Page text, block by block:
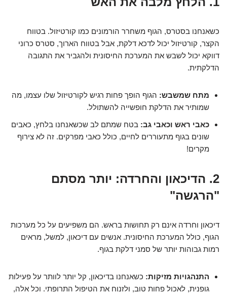
כשאנחנו בסטרס, הגוף משחרר הורמונים כמו קורטיזול. בטווח
הקצר, קורטיזול יכול לדכא דלקת, אבל בטווח הארוך, סטרס כרוני
דווקא יכול לשבש את המערכת החיסונית ולהגביר את התגובה
הדלקתית.
מתח שמשבש: הגוף הופך פחות רגיש לקורטיזול שלו עצמו, מה
שמותיר את הדלקת חופשייה להשתולל.
כאבי ראש וכאבי גב: בטח שמתם לב שכשאנחנו בלחץ, כאבים
שונים בגוף מתעוררים לחיים, כולל כאבי מפרקים. זה לא צירוף
מקרים!
2. הדיכאון והחרדה: יותר מסתם
"הרגשה"
דיכאון וחרדה אינם רק תחושות בראש. הם משפיעים על כל מערכות
הגוף, כולל המערכת החיסונית. אנשים עם דיכאון, למשל, מראים
רמות גבוהות יותר של סמני דלקת בגוף.
התנהגויות מזיקות: כשאנחנו בדיכאון, קל יותר לוותר על פעילות
גופנית, לאכול פחות טוב, ולזנוח את הטיפול התרופתי. וכל אלה,